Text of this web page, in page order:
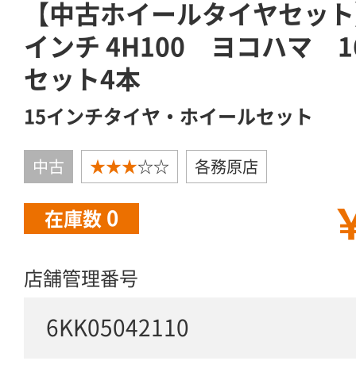
【中古ホイールタイヤセッ
インチ 4H100 ヨコハマ
セット4本
15インチタイヤ・ホイールセット
中古 ★★★☆☆ 各務原店
在庫数 0
店舗管理番号
6KK05042110